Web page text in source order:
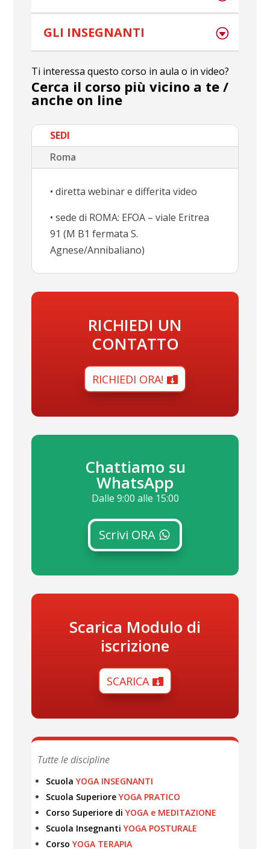
GLI INSEGNANTI
Ti interessa questo corso in aula o in video?
Cerca il corso più vicino a te /
anche on line
SEDI
Roma
• diretta webinar e differita video
• sede di ROMA: EFOA – viale Eritrea
91 (M B1 fermata S.
Agnese/Annibaliano)
RICHIEDI UN
CONTATTO
RICHIEDI ORA!
Chattiamo su
WhatsApp
Dalle 9:00 alle 15:00
Scrivi ORA
Scarica Modulo di
iscrizione
SCARICA
Tutte le discipline
Scuola YOGA INSEGNANTI
Scuola SuperioreYOGA PRATICO
Corso Superiore diYOGA e MEDITAZIONE
Scuola Insegnanti YOGA POSTURALE
Corso YOGA TERAPIA